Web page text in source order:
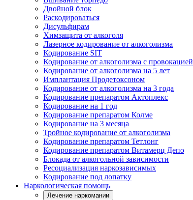
Двойной блок
Раскодироваться
Дисульфирам
Химзащита от алкоголя
Лазерное кодирование от алкоголизма
Кодирование SIT
Кодирование от алкоголизма с провокацией
Кодирование от алкоголизма на 5 лет
Имплантация Продетоксоном
Кодирование от алкоголизма на 3 года
Кодирование препаратом Актоплекс
Кодирование на 1 год
Кодирование препаратом Колме
Кодирование на 3 месяца
Тройное кодирование от алкоголизма
Кодирование препаратом Тетлонг
Кодирование препаратом Витамерц Депо
Блокада от алкогольной зависимости
Ресоциализация наркозависимых
Кодирование под лопатку
Наркологическая помощь
Лечение наркомании